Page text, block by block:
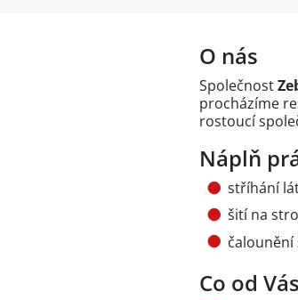
O nás
Společnost
procházíme
rostoucí
Náplň
stříhání
šití na
čalounění
Co od